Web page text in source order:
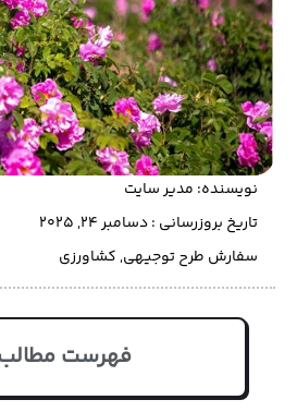
نویسنده: مدیر سایت
تاریخ بروزرسانی : دسامبر 24, 2025
سفارش طرح توجیهی,کشاورزی
فهرست